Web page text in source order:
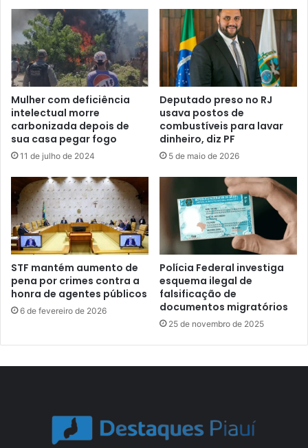
Mulher com deficiência
intelectual morre
carbonizada depois de
sua casa pegar fogo
11 de julho de 2024
Deputado preso no RJ
usava postos de
combustíveis para lavar
dinheiro, diz PF
5 de maio de 2026
STF mantém aumento de
pena por crimes contra a
honra de agentes públicos
6 de fevereiro de 2026
Polícia Federal investiga
esquema ilegal de
falsificação de
documentos migratórios
25 de novembro de 2025